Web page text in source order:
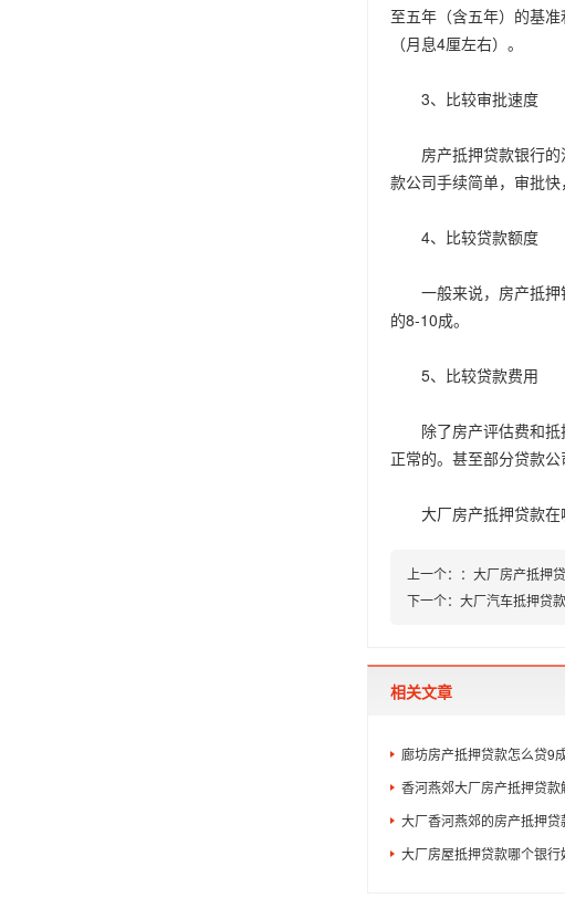
至五年（含五年）的基
（月息4厘左右）。
3、比较审批速度
房产抵押贷款银行的
款公司手续简单，审批快
4、比较贷款额度
一般来说，房产抵押
的8-10成。
5、比较贷款费用
除了房产评估费和抵
正常的。甚至部分贷款
大厂房产抵押贷款在
上一个： ： 大厂房产抵押
下一个： 大厂汽车抵押贷
相关文章
廊坊房产抵押贷款怎么贷9
香河燕郊大厂房产抵押贷款解
大厂香河燕郊的房产抵押
大厂房屋抵押贷款哪个银